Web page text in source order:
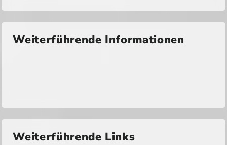
Weiterführende Informationen
Weiterführende Links